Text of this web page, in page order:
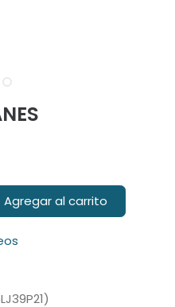
Agregar al carrito